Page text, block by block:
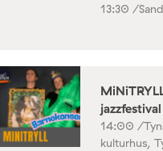
13:30 /
jazzfestival
14:00 /
kulturhus,